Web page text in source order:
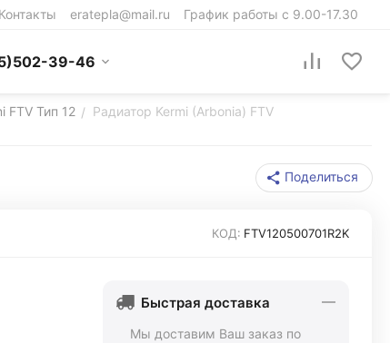
Контакты eratepla@mail.ru График работы с 9.00-17.30
39-46
FTV Тип 12 / Радиатор Kermi (Arbonia) FTV
Поделиться
КОД: FTV120500701R2K
Быстрая доставка
Мы доставим Ваш заказ по